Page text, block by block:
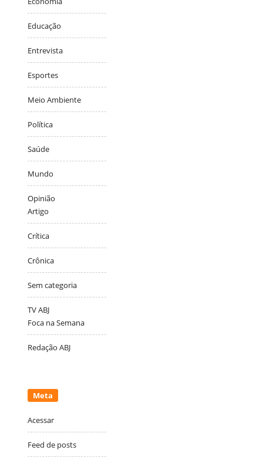
Educação
Entrevista
Esportes
Meio Ambiente
Política
Saúde
Mundo
Opinião
Artigo
Crítica
Crônica
Sem categoria
TV ABJ
Foca na Semana
Redação ABJ
Meta
Acessar
Feed de posts